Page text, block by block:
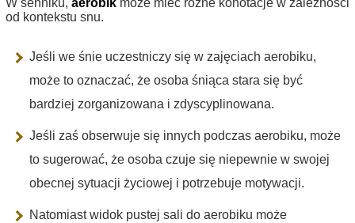
W senniku, aerobik może mieć różne konotacje w zależności
od kontekstu snu.
Jeśli we śnie uczestniczy się w zajęciach aerobiku,
może to oznaczać, że osoba śniąca stara się być
bardziej zorganizowana i zdyscyplinowana.
Jeśli zaś obserwuje się innych podczas aerobiku, może
to sugerować, że osoba czuje się niepewnie w swojej
obecnej sytuacji życiowej i potrzebuje motywacji.
Natomiast widok pustej sali do aerobiku może